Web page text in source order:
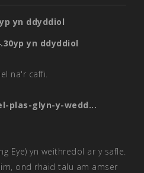
yn ddyddiol
yn ddyddiol
na'r caffi.
plas-glyn-y-wedd...
Eye) yn weithredol ar y safle.
ond rhaid talu am amser